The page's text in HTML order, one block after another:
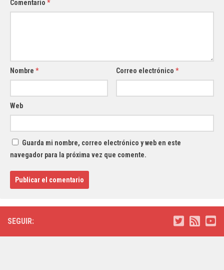
Comentario *
Nombre * Correo electrónico*
Web
Guarda mi nombre, correo electrónico y web en este
navegador para la próxima vez que comente.
SEGUIR: